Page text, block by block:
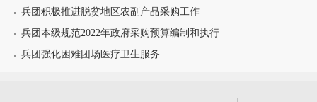
兵团积极推进脱贫地区农副产品采购工作
兵团本级规范2022年政府采购预算编制和执行
兵团强化困难团场医疗卫生服务